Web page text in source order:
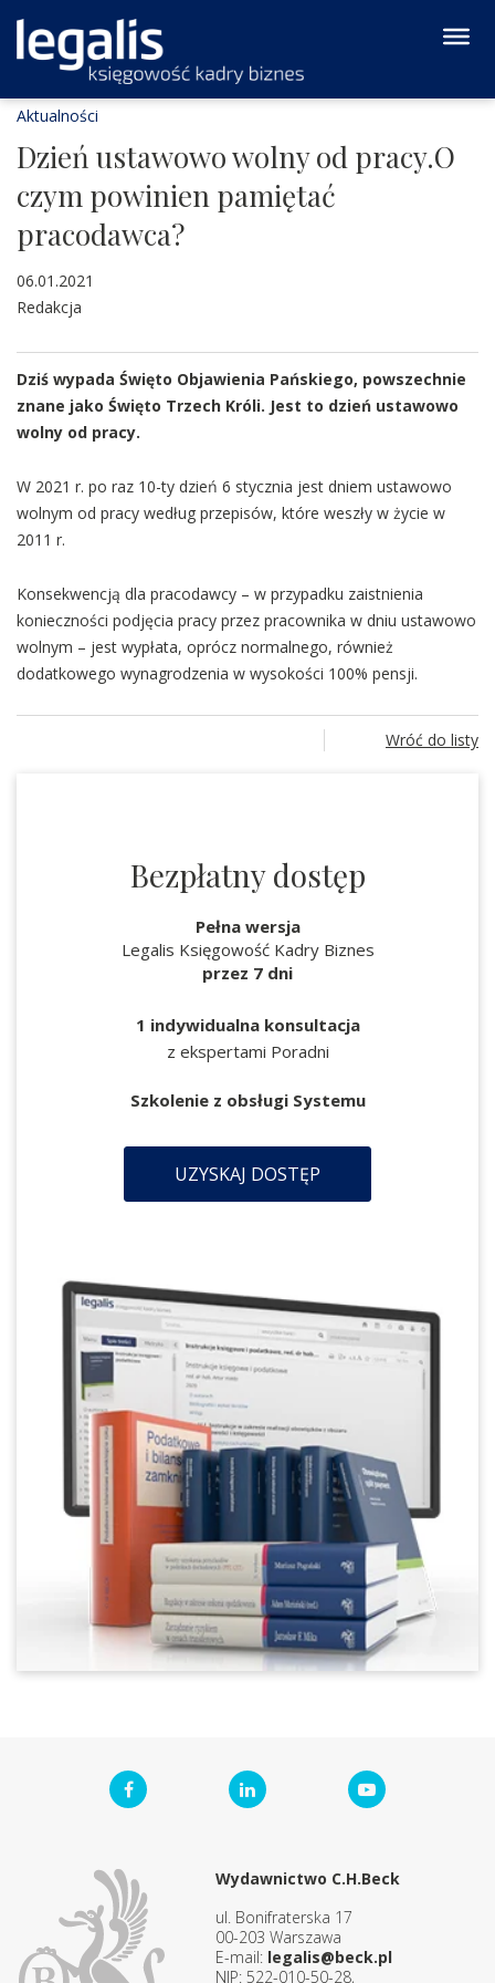
Aktualności
Dzień ustawowo wolny od pracy.O
czym powinien pamiętać
pracodawca?
06.01.2021
Redakcja
Dziś wypada Święto Objawienia Pańskiego, powszechnie
znane jako Święto Trzech Króli. Jest to dzień ustawowo
wolny od pracy.
W 2021 r. po raz 10-ty dzień 6 stycznia jest dniem ustawowo
wolnym od pracy według przepisów, które weszły w życie w
2011 r.
Konsekwencją dla pracodawcy – w przypadku zaistnienia
konieczności podjęcia pracy przez pracownika w dniu ustawowo
wolnym – jest wypłata, oprócz normalnego, również
dodatkowego wynagrodzenia w wysokości 100% pensji.
Wróć do listy
Bezpłatny dostęp
Pełna wersja
Legalis Księgowość Kadry Biznes
przez 7 dni
1 indywidualna konsultacja
z ekspertami Poradni
Szkolenie z obsługi Systemu
UZYSKAJ DOSTĘP
Wydawnictwo C.H.Beck
ul. Bonifraterska 17
00-203 Warszawa
E-mail: legalis@beck.pl
NIP: 522-010-50-28,